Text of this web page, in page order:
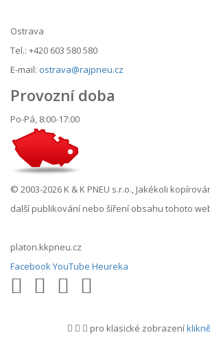
Ostrava
Tel.: +420 603 580 580
E-mail: ostrava@rajpneu.cz
Provozní doba
Po-Pá, 8:00-17:00
© 2003-2026 K & K PNEU s.r.o., Jakékoli
další publikování nebo šíření obsahu tohoto
platon.kkpneu.cz
FacebookYouTube Heureka
pro klasické zobrazení